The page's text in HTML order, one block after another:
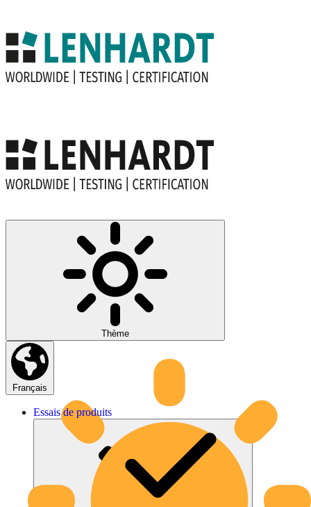
Thème
Français
Essais de produits